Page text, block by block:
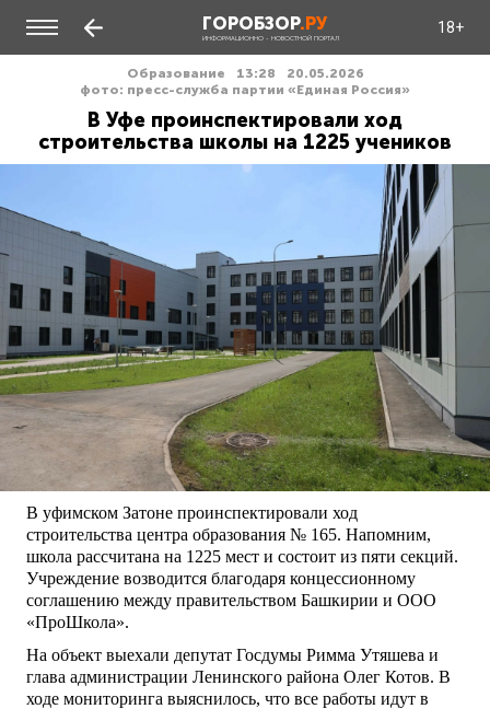
ГОРОБЗОР.РУ
ИНФОРМАЦИОННО - НОВОСТНОЙ ПОРТАЛ
18+
Образование 13:28
20.05.2026
фото: пресс-служба партии «Единая Россия»
В Уфе проинспектировали ход
строительства школы на 1225 учеников
В уфимском Затоне проинспектировали ход
строительства центра образования № 165. Напомним,
школа рассчитана на 1225 мест и состоит из пяти секций.
Учреждение возводится благодаря концессионному
соглашению между правительством Башкирии и ООО
«ПроШкола».
На объект выехали депутат Госдумы Римма Утяшева и
глава администрации Ленинского района Олег Котов. В
ходе мониторинга выяснилось, что все работы идут в